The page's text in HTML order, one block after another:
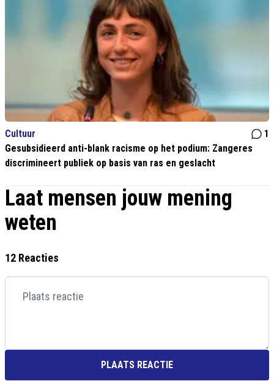
Cultuur
1
Gesubsidieerd anti-blank racisme op het podium: Zangeres
discrimineert publiek op basis van ras en geslacht
Laat mensen jouw mening
weten
12 Reacties
PLAATS REACTIE